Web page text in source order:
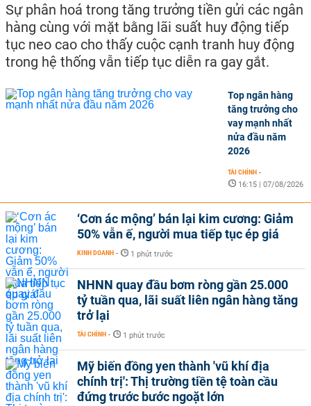
Sự phân hoá trong tăng trưởng tiền gửi các ngân
hàng cùng với mặt bằng lãi suất huy động tiếp
tục neo cao cho thấy cuộc cạnh tranh huy động
trong hệ thống vẫn tiếp tục diễn ra gay gắt.
Top ngân hàng
tăng trưởng cho
vay mạnh nhất
nửa đầu năm
2026
TÀI CHÍNH -
16:15 | 07/08/2026
‘Cơn ác mộng’ bán lại kim cương: Giảm
50% vẫn ế, người mua tiếp tục ép giá
KINH DOANH - 1 phút trước
NHNN quay đầu bơm ròng gần 25.000
tỷ tuần qua, lãi suất liên ngân hàng tăng
trở lại
TÀI CHÍNH - 1 phút trước
Mỹ biến đồng yen thành 'vũ khí địa
chính trị': Thị trường tiền tệ toàn cầu
đứng trước bước ngoặt lớn